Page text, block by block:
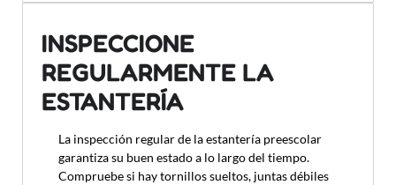
INSPECCIONE
REGULARMENTE LA
ESTANTERÍA
La inspección regular de la estantería preescolar
garantiza su buen estado a lo largo del tiempo.
Compruebe si hay tornillos sueltos, juntas débiles